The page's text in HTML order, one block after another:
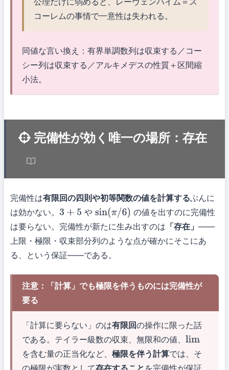
コーレムの事情で一意性は失われる。
同値な言い換え：有界単調数列は収束する／コー
シー列は収束する／アルキメデスの性質＋区間縮
小法。
完備性が効く唯一の場所：存在
完備性は有限回の四則や初等関数の値を計算するぶんに
は効かない。 3 +5 や sin(π/6)
の値を出すのに完備性
は要らない。完備性が新たに生み出すのは 「存在」 ——
上限・極限・収束部分列のような点が確かにそこにあ
る、という保証——である。
注意：「計算」でも極限を伴うものには完備性が
要る
「計算に要らない」のは有限回の操作に限った話
である。テイラー級数の収束、無限和の値、lim
を含む量の正当化など、極限を伴う計算では、そ
の極限が実数として存在すること を完備性が保証